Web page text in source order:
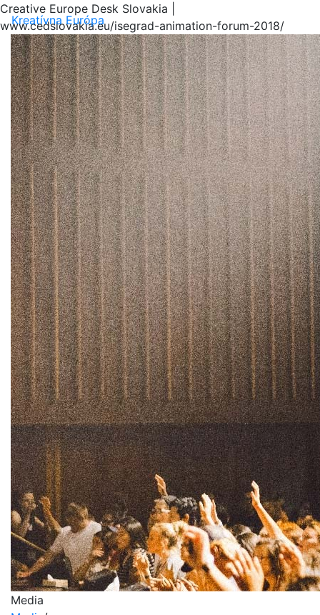
Creative Europe Desk Slovakia |
www.cedslovakia.eu/isegrad-animation-forum-2018/
Kreatívna Európa
Media